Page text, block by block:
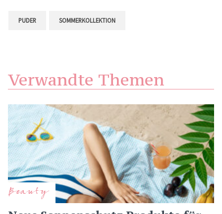
PUDER SOMMERKOLLEKTION
Verwandte Themen
Beauty